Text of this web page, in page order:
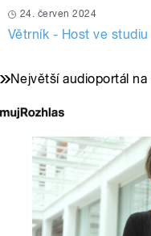
24. červen 2024
Větrník - Host ve studiu
Největší audioportál